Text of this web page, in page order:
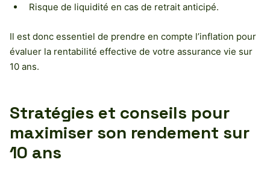
Risque de liquidité en cas de retrait anticipé.
Il est donc essentiel de prendre en compte l’inflation pour
évaluer la rentabilité effective de votre assurance vie sur
10 ans.
Stratégies et conseils pour
maximiser son rendement sur
10 ans